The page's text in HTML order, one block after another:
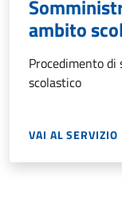
ambito
Procedimento
scolastico
VAI AL SERVIZIO